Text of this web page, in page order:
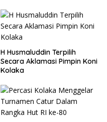
H Husmaluddin Terpilih
Secara Aklamasi Pimpin Koni
Kolaka